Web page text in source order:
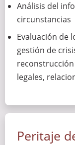
Análisis del
circunstancias
Evaluación de
gestión de
reconstrucción
legales,
Peritaje